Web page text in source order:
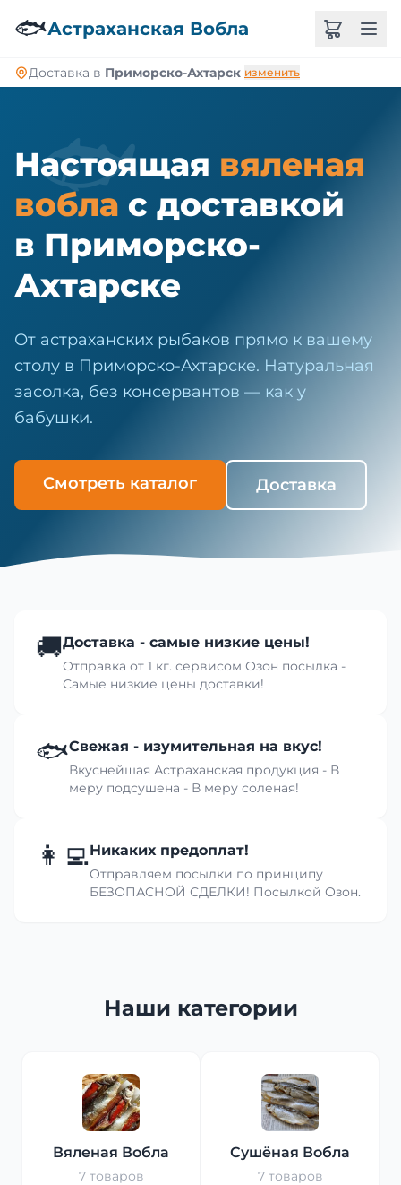
🐟Астраханская Вобла
Доставка в Приморско-Ахтарск изменить
🐟
Настоящая вяленая
вобла с доставкой
в Приморско-
Ахтарске
От астраханских рыбаков прямо к вашему
столу в Приморско-Ахтарске. Натуральная
засолка, без консервантов — как у
бабушки.
Смотреть каталог Доставка
🚚Доставка - самые низкие цены!
Отправка от 1 кг. сервисом Озон посылка -
Самые низкие цены доставки!
🐟Свежая - изумительная на вкус!
Вкуснейшая Астраханская продукция - В
меру подсушена - В меру соленая!
👩‍💻Никаких предоплат!
Отправляем посылки по принципу
БЕЗОПАСНОЙ СДЕЛКИ! Посылкой Озон.
Наши категории
Вяленая Вобла
7 товаров
Сушёная Вобла
7 товаров